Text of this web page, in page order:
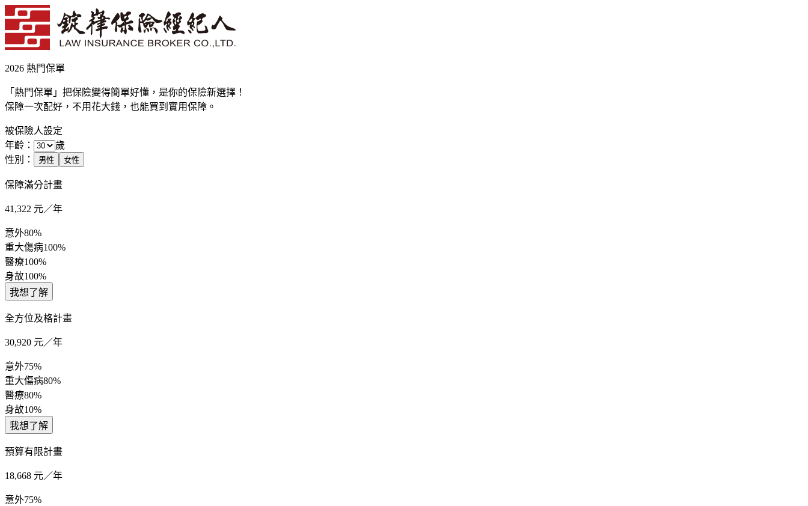
2026 熱門保單
「熱門保單」把保險變得簡單好懂，是你的保險新選擇！
保障一次配好，不用花大錢，也能買到實用保障。
被保險人設定
年齡：
歲
性別：
男性 女性
保障滿分計畫
41,322 元／年
意外80%
重大傷病100%
醫療100%
身故100%
我想了解
全方位及格計畫
30,920 元／年
意外75%
重大傷病80%
醫療80%
身故10%
我想了解
預算有限計畫
18,668 元／年
意外75%